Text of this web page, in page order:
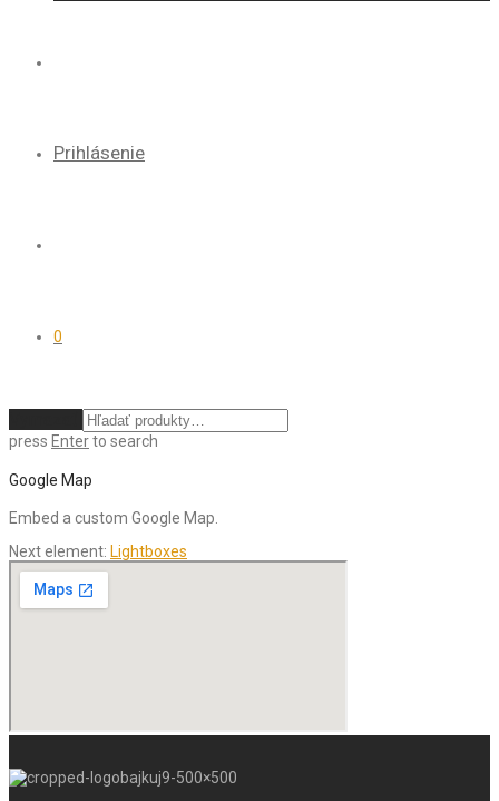
Prihlásenie
0
press Enterto search
Google Map
Embed a custom Google Map.
Next element: Lightboxes